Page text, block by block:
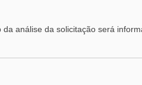
análise da solicitação será